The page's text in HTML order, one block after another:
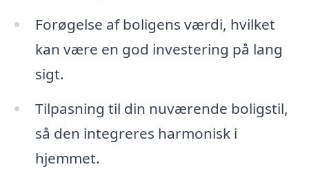
Forøgelse af boligens værdi, hvilket
kan være en god investering på lang
sigt.
Tilpasning til din nuværende boligstil,
så den integreres harmonisk i
hjemmet.